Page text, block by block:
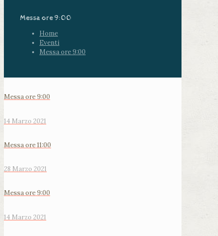
Messa ore 9:00
Home
Eventi
Messa ore 9:00
Messa ore 9:00
14 Marzo 2021
Messa ore 11:00
28 Marzo 2021
Messa ore 9:00
14 Marzo 2021